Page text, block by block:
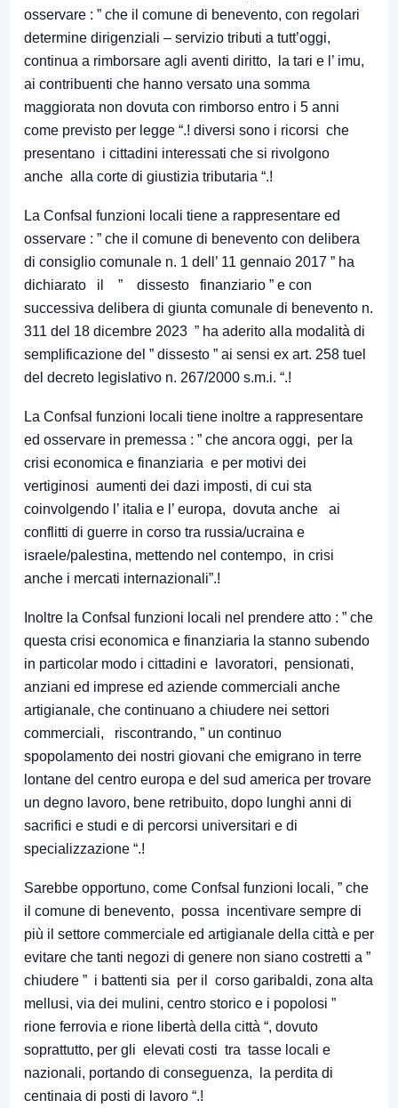
osservare : ” che il comune di benevento, con regolari
determine dirigenziali – servizio tributi a tutt’oggi,
continua a rimborsare agli aventi diritto, la tari e l’ imu,
ai contribuenti che hanno versato una somma
maggiorata non dovuta con rimborso entro i 5 anni
come previsto per legge “.! diversi sono i ricorsi che
presentano i cittadini interessati che si rivolgono
anche alla corte di giustizia tributaria “.!
La Confsal funzioni locali tiene a rappresentare ed
osservare : ” che il comune di benevento con delibera
di consiglio comunale n. 1 dell’ 11 gennaio 2017 ” ha
dichiarato il ” dissesto finanziario ” e con
successiva delibera di giunta comunale di benevento n.
311 del 18 dicembre 2023 ” ha aderito alla modalità di
semplificazione del ” dissesto ” ai sensi ex art. 258 tuel
del decreto legislativo n. 267/2000 s.m.i. “.!
La Confsal funzioni locali tiene inoltre a rappresentare
ed osservare in premessa : ” che ancora oggi, per la
crisi economica e finanziaria e per motivi dei
vertiginosi aumenti dei dazi imposti, di cui sta
coinvolgendo l’ italia e l’ europa, dovuta anche ai
conflitti di guerre in corso tra russia/ucraina e
israele/palestina, mettendo nel contempo, in crisi
anche i mercati internazionali”.!
Inoltre la Confsal funzioni locali nel prendere atto : ” che
questa crisi economica e finanziaria la stanno subendo
in particolar modo i cittadini e lavoratori, pensionati,
anziani ed imprese ed aziende commerciali anche
artigianale, che continuano a chiudere nei settori
commerciali, riscontrando, ” un continuo
spopolamento dei nostri giovani che emigrano in terre
lontane del centro europa e del sud america per trovare
un degno lavoro, bene retribuito, dopo lunghi anni di
sacrifici e studi e di percorsi universitari e di
specializzazione “.!
Sarebbe opportuno, come Confsal funzioni locali, ” che
il comune di benevento, possa incentivare sempre di
più il settore commerciale ed artigianale della città e per
evitare che tanti negozi di genere non siano costretti a ”
chiudere ” i battenti sia per il corso garibaldi, zona alta
mellusi, via dei mulini, centro storico e i popolosi ”
rione ferrovia e rione libertà della città “, dovuto
soprattutto, per gli elevati costi tra tasse locali e
nazionali, portando di conseguenza, la perdita di
centinaia di posti di lavoro “.!